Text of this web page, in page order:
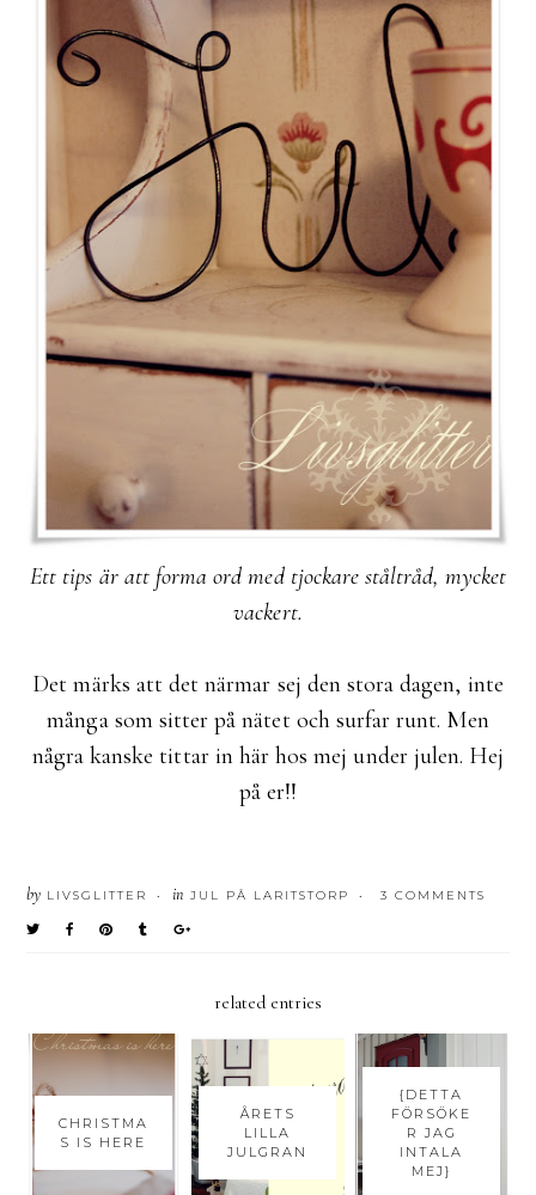
Ett tips är att forma ord med tjockare ståltråd, mycket
vackert.
Det märks att det närmar sej den stora dagen, inte
många som sitter på nätet och surfar runt. Men
några kanske tittar in här hos mej under julen. Hej
på er!!
by LIVSGLITTER • in JUL PÅ LARITSTORP • 3 COMMENTS
related entries
CHRISTMA
S IS HERE
ÅRETS
LILLA
JULGRAN
{DETTA
FÖRSÖKE
R JAG
INTALA
MEJ}